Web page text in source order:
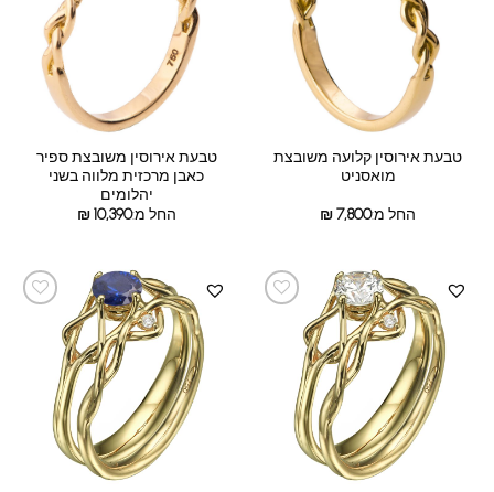
טבעת אירוסין קלועה משובצת
מואסניט
החל מ: ₪7,800
טבעת אירוסין משובצת ספיר
כאבן מרכזית מלווה בשני
יהלומים
החל מ:
₪10,390